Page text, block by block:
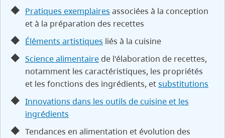
Pratiques exemplaires associées à la conception
et à la préparation des recettes
Éléments artistiques liés à la cuisine
Science alimentaire de l'élaboration de recettes,
notamment les caractéristiques, les propriétés
et les fonctions des ingrédients, etsubstitutions
Innovations dans les outils de cuisine et les
ingrédients
Tendances en alimentation et évolution des